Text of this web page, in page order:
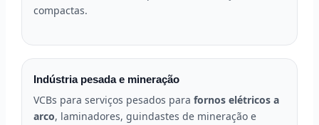
compactas.
Indústria pesada e mineração
VCBs para serviços pesados parafornos elétricos a
arco, laminadores, guindastes de mineração e